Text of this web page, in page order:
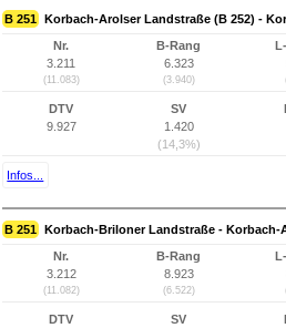
B 251 Korbach-Arolser Landstraße (B 252) -
Nr.
3.211
(11.083)
B-Rang
6.323
(3.940)
DTV
9.927
SV
1.420
(14,3%)
Infos...
B 251 Korbach-Briloner Landstraße - Korbach-
Nr.
3.212
(11.082)
B-Rang
8.923
(6.522)
DTV
SV